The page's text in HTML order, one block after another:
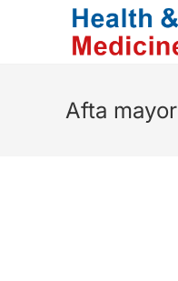
Afta mayor